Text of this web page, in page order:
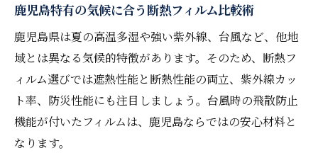
鹿児島特有の気候に合う断熱フィルム比較術
鹿児島県は夏の高温多湿や強い紫外線、台風など、他地
域とは異なる気候的特徴があります。そのため、断熱フ
ィルム選びでは遮熱性能と断熱性能の両立、紫外線カッ
ト率、防災性能にも注目しましょう。台風時の飛散防止
機能が付いたフィルムは、鹿児島ならではの安心材料と
なります。